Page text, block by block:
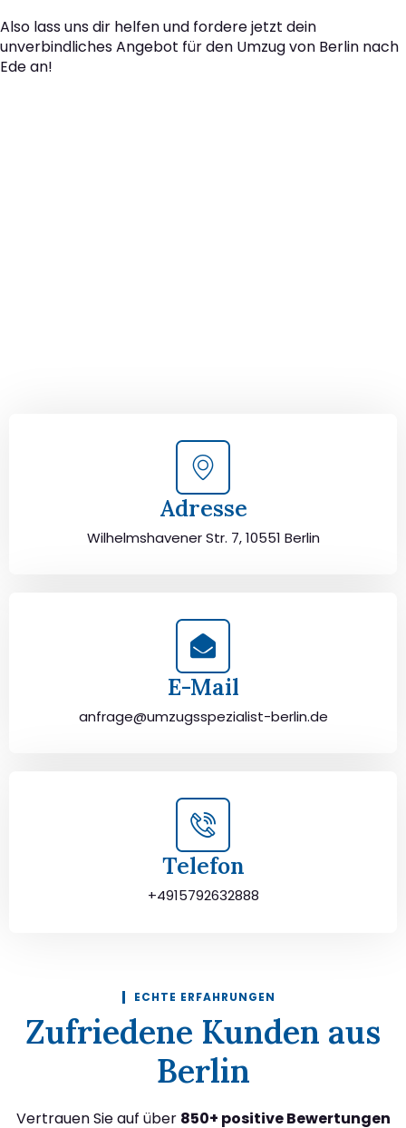
Also lass uns dir helfen und fordere jetzt dein
unverbindliches Angebot für den Umzug von Berlin nach
Ede an!
Adresse
Wilhelmshavener Str. 7, 10551 Berlin
E-Mail
anfrage@umzugsspezialist-berlin.de
Telefon
+4915792632888
ECHTE ERFAHRUNGEN
Zufriedene Kunden aus
Berlin
Vertrauen Sie auf über 850+ positive Bewertungen